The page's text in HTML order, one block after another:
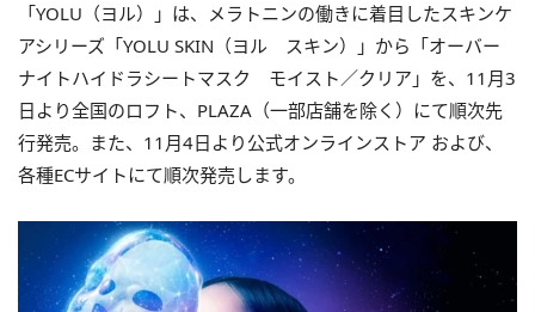
「YOLU（ヨル）」は、メラトニンの働きに着目したスキンケ
アシリーズ「YOLU SKIN（ヨル スキン）」から「オーバー
ナイトハイドラシートマスク モイスト／クリア」を、11月3
日より全国のロフト、PLAZA（一部店舗を除く）にて順次先
行発売。また、11月4日より公式オンラインストア および、
各種ECサイトにて順次発売します。